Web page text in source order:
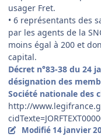
usager Fret.
• 6 représentants des
par les agents de la
moins égal à 200 et
capital.
Décret n°83-38 du 24
désignation des
Société nationale des
http://
Modifié 14 janvier